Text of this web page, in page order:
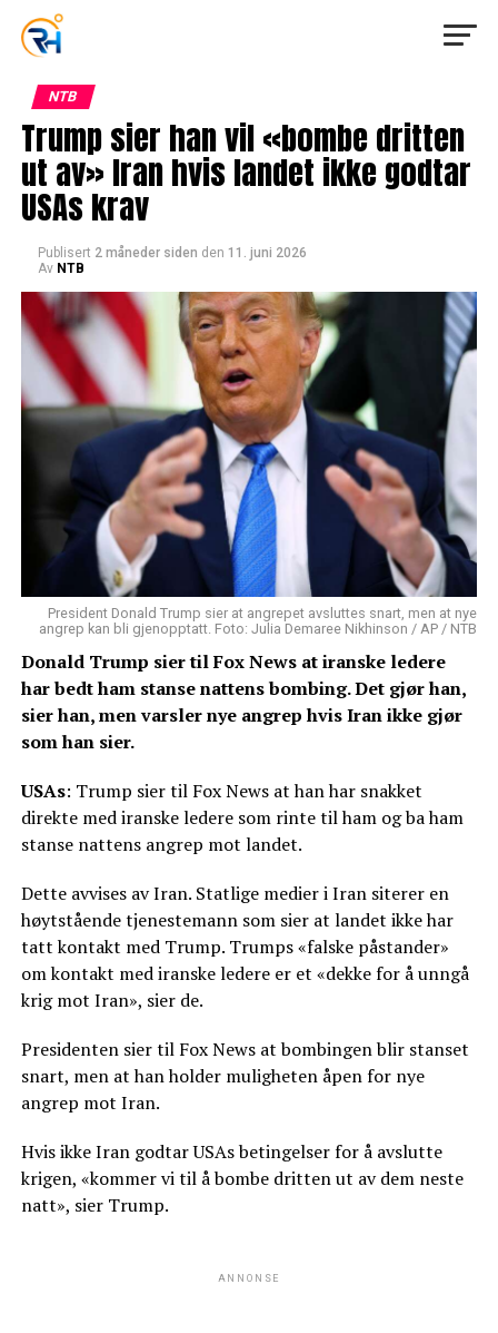
NTB
Trump sier han vil «bombe dritten
ut av» Iran hvis landet ikke godtar
USAs krav
Publisert 2 måneder siden den 11. juni 2026
Av NTB
President Donald Trump sier at angrepet avsluttes snart, men at nye
angrep kan bli gjenopptatt. Foto: Julia Demaree Nikhinson / AP / NTB
Donald Trump sier til Fox News at iranske ledere
har bedt ham stanse nattens bombing. Det gjør han,
sier han, men varsler nye angrep hvis Iran ikke gjør
som han sier.
USAs: Trump sier til Fox News at han har snakket
direkte med iranske ledere som rinte til ham og ba ham
stanse nattens angrep mot landet.
Dette avvises av Iran. Statlige medier i Iran siterer en
høytstående tjenestemann som sier at landet ikke har
tatt kontakt med Trump. Trumps «falske påstander»
om kontakt med iranske ledere er et «dekke for å unngå
krig mot Iran», sier de.
Presidenten sier til Fox News at bombingen blir stanset
snart, men at han holder muligheten åpen for nye
angrep mot Iran.
Hvis ikke Iran godtar USAs betingelser for å avslutte
krigen, «kommer vi til å bombe dritten ut av dem neste
natt», sier Trump.
ANNONSE